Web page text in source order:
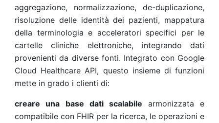
aggregazione, normalizzazione, de-duplicazione,
risoluzione delle identità dei pazienti, mappatura
della terminologia e acceleratori specifici per le
cartelle cliniche elettroniche, integrando dati
provenienti da diverse fonti. Integrato con Google
Cloud Healthcare API, questo insieme di funzioni
mette in grado i clienti di:
creare una base dati scalabile armonizzata e
compatibile con FHIR per la ricerca, le operazioni e